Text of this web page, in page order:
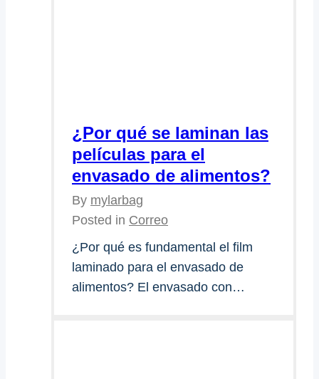
¿Por qué se laminan las
películas para el
envasado de alimentos?
By mylarbag
Posted in Correo
¿Por qué es fundamental el film
laminado para el envasado de
alimentos? El envasado con…